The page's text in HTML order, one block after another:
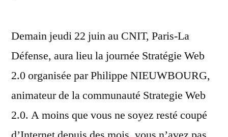
Demain jeudi 22 juin au CNIT, Paris-La
Défense, aura lieu la journée Stratégie Web
2.0 organisée par Philippe NIEUWBOURG,
animateur de la communauté Strategie Web
2.0. A moins que vous ne soyez resté coupé